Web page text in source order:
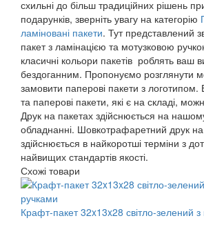
схильні до більш традиційних рішень
подарунків, зверніть увагу на категорію
ламіновані пакети. Тут представлений
пакет з ламінацією та мотузковою
класичні кольори пакетів роблять ваш
бездоганним. Пропонуємо розглянути
замовити паперові пакети з логотипом.
та паперові пакети, які є на складі,
Друк на пакетах здійснюється на
обладнанні. Шовкотрафаретний друк на
здійснюється в найкоротші терміни з
найвищих стандартів якості.
Схожі товари
Крафт-пакет 32x13x28 світло-зелений